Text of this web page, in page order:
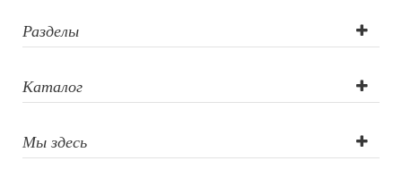
круговая
шелкография,
круговая УФ-
печать,
Разделы
Каталог
Мы здесь